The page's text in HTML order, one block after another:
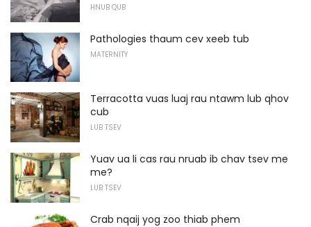
HNUB QUB
Pathologies thaum cev xeeb tub
MATERNITY
Terracotta vuas luaj rau ntawm lub qhov
cub
LUB TSEV
Yuav ua li cas rau nruab ib chav tsev me
me?
LUB TSEV
Crab nqaij yog zoo thiab phem